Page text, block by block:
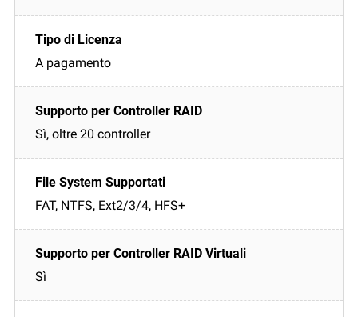
A pagamento
Sì, oltre 20 controller
FAT, NTFS, Ext2/3/4, HFS+
Sì